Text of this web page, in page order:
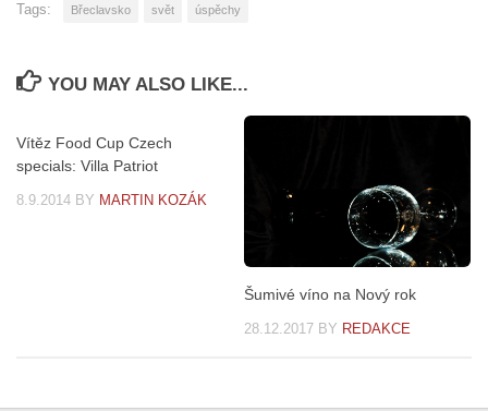
Tags: Břeclavsko svět úspěchy
YOU MAY ALSO LIKE...
Vítěz Food Cup Czech
specials: Villa Patriot
8.9.2014 BY MARTIN KOZÁK
Šumivé víno na Nový rok
28.12.2017 BY REDAKCE